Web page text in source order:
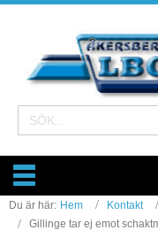
Du är här: Hem Kontakt
Gillinge tar ej emot